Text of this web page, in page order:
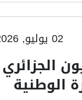
02 يوليو, 2026
الجزائري
الوطنية